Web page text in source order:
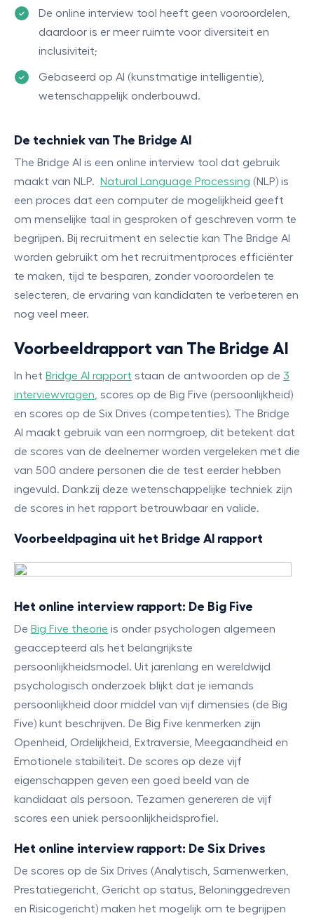
De online interview tool heeft geen vooroordelen,
daardoor is er meer ruimte voor diversiteit en
inclusiviteit;
Gebaseerd op AI (kunstmatige intelligentie),
wetenschappelijk onderbouwd.
De techniek van The Bridge AI
The Bridge AI is een online interview tool dat gebruik
maakt van NLP. Natural Language Processing (NLP) is
een proces dat een computer de mogelijkheid geeft
om menselijke taal in gesproken of geschreven vorm te
begrijpen. Bij recruitment en selectie kan The Bridge AI
worden gebruikt om het recruitmentproces efficiënter
te maken, tijd te besparen, zonder vooroordelen te
selecteren, de ervaring van kandidaten te verbeteren en
nog veel meer.
Voorbeeldrapport van The Bridge AI
In het Bridge AI rapport staan de antwoorden op de 3
interviewvragen , scores op de Big Five (persoonlijkheid)
en scores op de Six Drives (competenties). The Bridge
AI maakt gebruik van een normgroep, dit betekent dat
de scores van de deelnemer worden vergeleken met die
van 500 andere personen die de test eerder hebben
ingevuld. Dankzij deze wetenschappelijke techniek zijn
de scores in het rapport betrouwbaar en valide.
Voorbeeldpagina uit het Bridge AI rapport
Het online interview rapport: De Big Five
De Big Five theorie is onder psychologen algemeen
geaccepteerd als het belangrijkste
persoonlijkheidsmodel. Uit jarenlang en wereldwijd
psychologisch onderzoek blijkt dat je iemands
persoonlijkheid door middel van vijf dimensies (de Big
Five) kunt beschrijven. De Big Five kenmerken zijn
Openheid, Ordelijkheid, Extraversie, Meegaandheid en
Emotionele stabiliteit. De scores op deze vijf
eigenschappen geven een goed beeld van de
kandidaat als persoon. Tezamen genereren de vijf
scores een uniek persoonlijkheidsprofiel.
Het online interview rapport: De Six Drives
De scores op de Six Drives (Analytisch, Samenwerken,
Prestatiegericht, Gericht op status, Beloninggedreven
en Risicogericht) maken het mogelijk om te begrijpen